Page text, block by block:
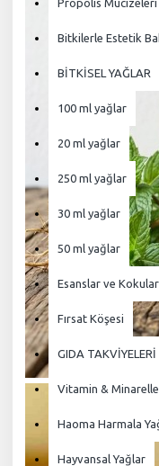
Propolis Mucizeleri
Bitkilerle Estetik
BİTKİSEL YAĞLAR
100 ml yağlar
20 ml yağlar
250 ml yağlar
30 ml yağlar
50 ml yağlar
Esanslar ve Kokular
Fırsat Köşesi
GIDA TAKVİYELERİ
Vitamin &
Haoma Harmala
Hayvansal Yağlar